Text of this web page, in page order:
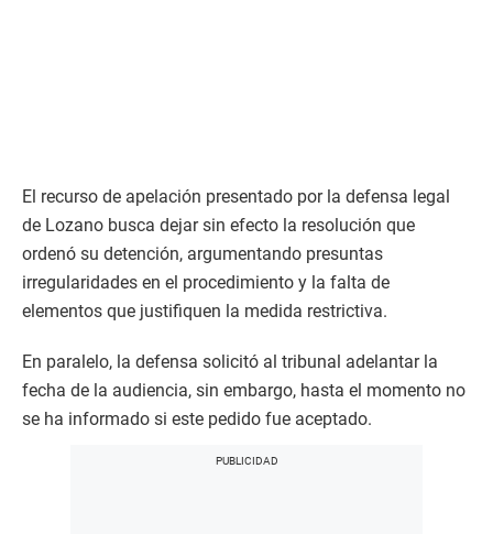
El recurso de apelación presentado por la defensa legal
de Lozano busca dejar sin efecto la resolución que
ordenó su detención, argumentando presuntas
irregularidades en el procedimiento y la falta de
elementos que justifiquen la medida restrictiva.
En paralelo, la defensa solicitó al tribunal adelantar la
fecha de la audiencia, sin embargo, hasta el momento no
se ha informado si este pedido fue aceptado.